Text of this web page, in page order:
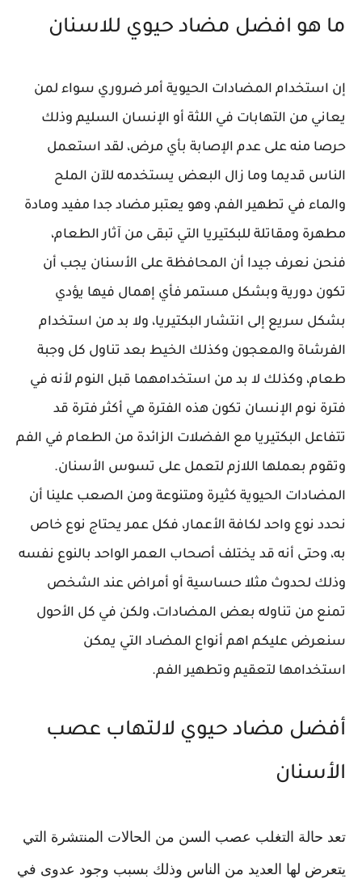
ما هو افضل مضاد حيوي للاسنان
إن استخدام المضادات الحيوية أمر ضروري سواء لمن
يعاني من التهابات في اللثة أو الإنسان السليم وذلك
حرصا منه على عدم الإصابة بأي مرض، لقد استعمل
الناس قديما وما زال البعض يستخدمه للآن الملح
والماء في تطهير الفم، وهو يعتبر مضاد جدا مفيد ومادة
مطهرة ومقاتلة للبكتيريا التي تبقى من آثار الطعام،
فنحن نعرف جيدا أن المحافظة على الأسنان يجب أن
تكون دورية وبشكل مستمر فأي إهمال فيها يؤدي
بشكل سريع إلى انتشار البكتيريا، ولا بد من استخدام
الفرشاة والمعجون وكذلك الخيط بعد تناول كل وجبة
طعام، وكذلك لا بد من استخدامهما قبل النوم لأنه في
فترة نوم الإنسان تكون هذه الفترة هي أكثر فترة قد
تتفاعل البكتيريا مع الفضلات الزائدة من الطعام في الفم
وتقوم بعملها اللازم لتعمل على تسوس الأسنان.
المضادات الحيوية كثيرة ومتنوعة ومن الصعب علينا أن
نحدد نوع واحد لكافة الأعمار، فكل عمر يحتاج نوع خاص
به، وحتى أنه قد يختلف أصحاب العمر الواحد بالنوع نفسه
وذلك لحدوث مثلا حساسية أو أمراض عند الشخص
تمنع من تناوله بعض المضادات، ولكن في كل الأحول
سنعرض عليكم اهم أنواع المضـاد التي يمكن
استخدامها لتعقيم وتطهير الفم.
أفضل مضاد حيوي لالتهاب عصب
الأسنان
تعد حالة التغلب عصب السن من الحالات المنتشرة التي
يتعرض لها العديد من الناس وذلك بسبب وجود عدوى في